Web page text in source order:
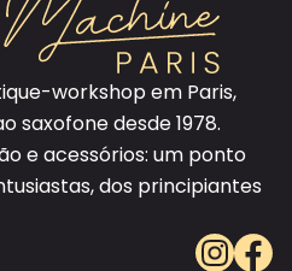
workshop em Paris,
saxofone desde 1978.
e acessórios: um ponto
dos principiantes